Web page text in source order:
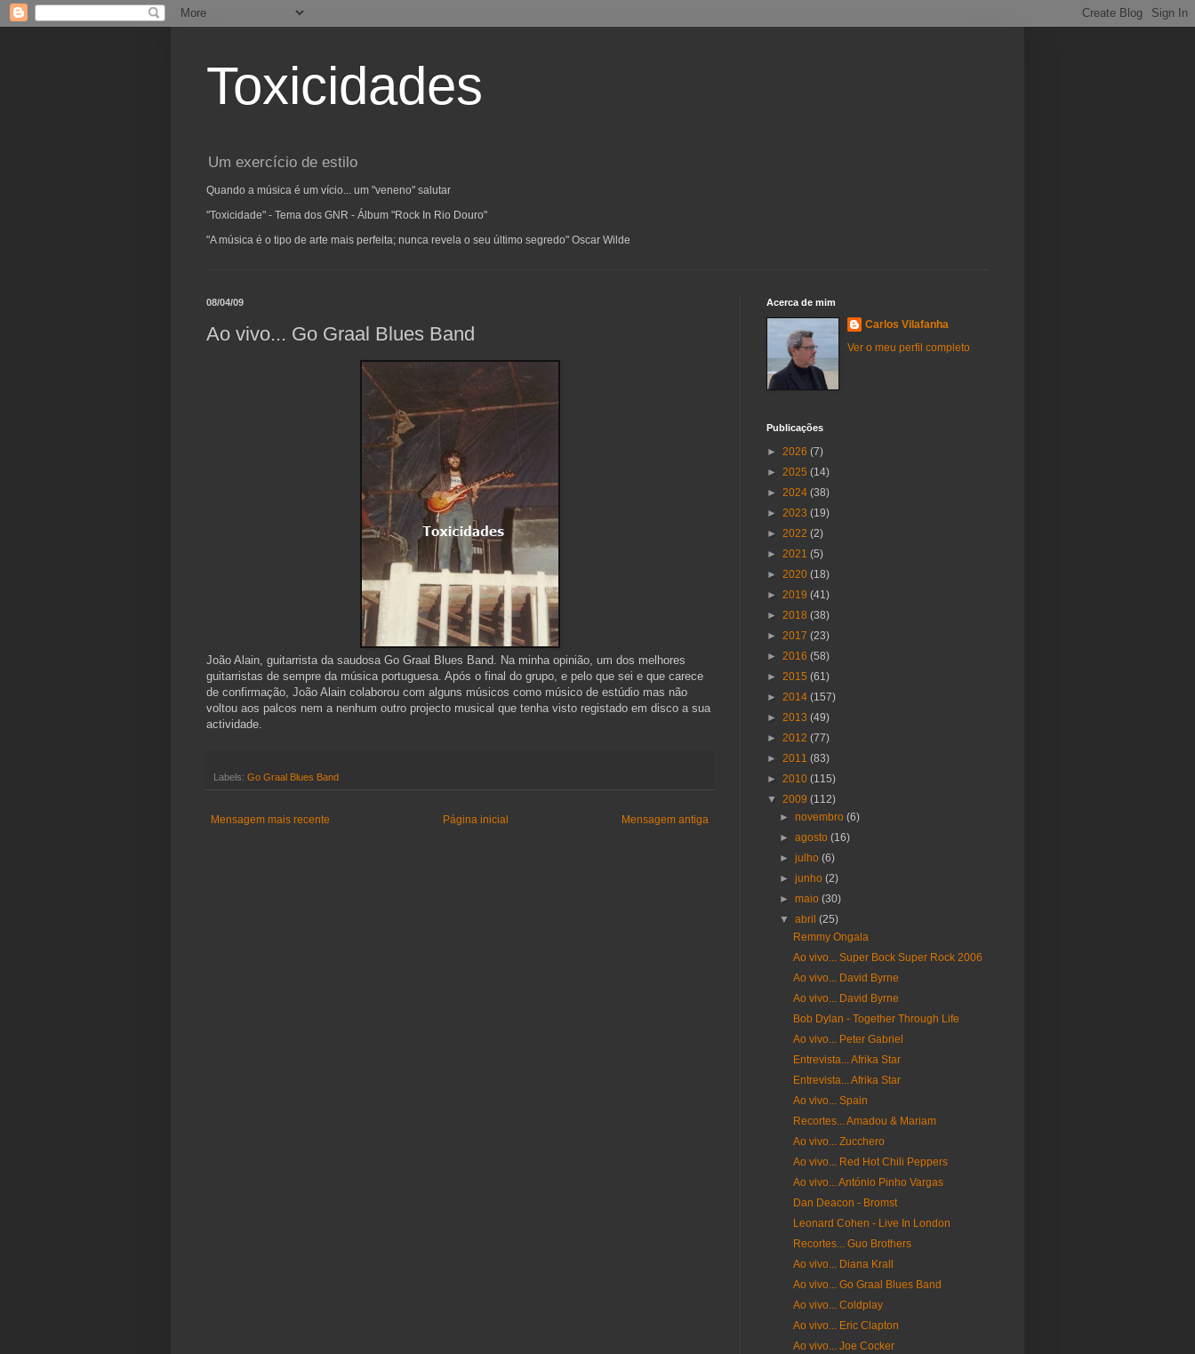
Toxicidades
Um exercício de estilo
Quando a música é um vício... um "veneno" salutar
"Toxicidade" - Tema dos GNR - Álbum "Rock In Rio Douro"
"A música é o tipo de arte mais perfeita; nunca revela o seu último segredo" Oscar Wilde
08/04/09
Ao vivo... Go Graal Blues Band
João Alain, guitarrista da saudosa Go Graal Blues Band. Na minha opinião, um dos melhores
guitarristas de sempre da música portuguesa. Após o final do grupo, e pelo que sei e que carece
de confirmação, João Alain colaborou com alguns músicos como músico de estúdio mas não
voltou aos palcos nem a nenhum outro projecto musical que tenha visto registado em disco a sua
actividade.
Labels: Go Graal Blues Band
Mensagem mais recente Mensagem antiga
Página inicial
Acerca de mim
Carlos Vilafanha
Ver o meu perfil completo
Publicações
► 2026 (7)
► 2025 (14)
► 2024 (38)
► 2023 (19)
► 2022 (2)
► 2021 (5)
► 2020 (18)
► 2019 (41)
► 2018 (38)
► 2017 (23)
► 2016 (58)
► 2015 (61)
► 2014 (157)
► 2013 (49)
► 2012 (77)
► 2011 (83)
► 2010 (115)
▼ 2009 (112)
►novembro(6)
►agosto(16)
►julho(6)
►junho(2)
►maio(30)
▼abril(25)
Remmy Ongala
Ao vivo... Super Bock Super Rock 2006
Ao vivo... David Byrne
Ao vivo... David Byrne
Bob Dylan - Together Through Life
Ao vivo... Peter Gabriel
Entrevista... Afrika Star
Entrevista... Afrika Star
Ao vivo... Spain
Recortes... Amadou & Mariam
Ao vivo... Zucchero
Ao vivo... Red Hot Chili Peppers
Ao vivo... António Pinho Vargas
Dan Deacon - Bromst
Leonard Cohen - Live In London
Recortes... Guo Brothers
Ao vivo... Diana Krall
Ao vivo... Go Graal Blues Band
Ao vivo... Coldplay
Ao vivo... Eric Clapton
Ao vivo... Joe Cocker